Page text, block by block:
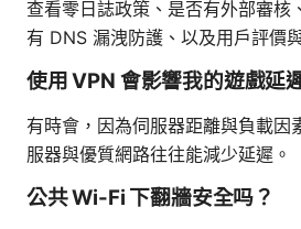
查看零日誌政策、是否有外部審核
有 DNS 漏洩防護、以及用戶評價
使用 VPN 會影響我的遊戲延
有時會，因為伺服器距離與負載因
服器與優質網路往往能減少延遲。
公共 Wi-Fi 下翻牆安全吗？